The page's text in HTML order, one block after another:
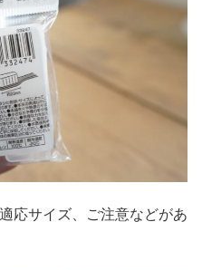
応サイズ、ご注意などがあ